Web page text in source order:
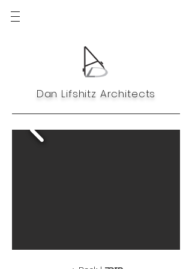
Dan Lifshitz Architects